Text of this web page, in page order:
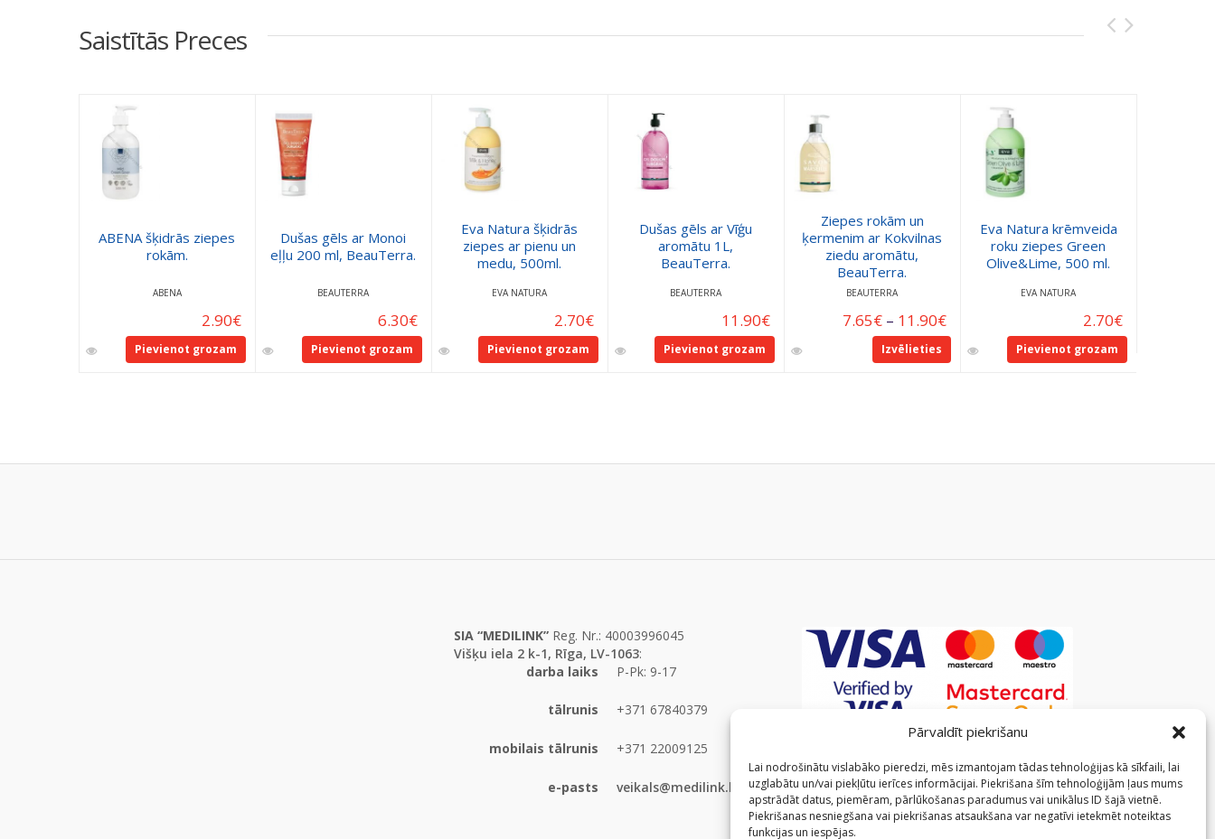
Pārvaldīt piekrišanu
Lai nodrošinātu vislabāko pieredzi, mēs izmantojam tādas tehnoloģijas kā sīkfaili, lai
uzglabātu un/vai piekļūtu ierīces informācijai. Piekrišana šīm tehnoloģijām ļaus mums
apstrādāt datus, piemēram, pārlūkošanas paradumus vai unikālus ID šajā vietnē.
Piekrišanas nesniegšana vai piekrišanas atsaukšana var negatīvi ietekmēt noteiktas
funkcijas un iespējas.
Saistītās Preces
ABENA šķidrās ziepes
rokām.
ABENA
2.90€
Pievienot grozam
Dušas gēls ar Monoi
eļļu 200 ml, BeauTerra.
BEAUTERRA
6.30€
Pievienot grozam
Eva Natura šķidrās
ziepes ar pienu un
medu, 500ml.
EVA NATURA
2.70€
Pievienot grozam
Dušas gēls ar Vīģu
aromātu 1L,
BeauTerra.
BEAUTERRA
11.90€
Pievienot grozam
Ziepes rokām un
ķermenim ar Kokvilnas
ziedu aromātu,
BeauTerra.
BEAUTERRA
7.65€– 11.90€
Izvēlieties
Eva Natura krēmveida
roku ziepes Green
Olive&Lime, 500 ml.
EVA NATURA
2.70€
Pievienot grozam
SIA “MEDILINK” Reg. Nr.: 40003996045
Višķu iela 2 k-1, Rīga, LV-1063:
darba laiks
P-Pk: 9-17
tālrunis +371 67840379
mobilais tālrunis +371 22009125
e-pasts veikals@medilink.lv